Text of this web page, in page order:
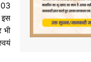
03
इस
भी